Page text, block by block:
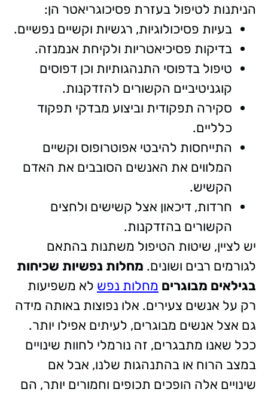
הניתנות לטיפול בעזרת פסיכוגריאטר הן:
בעיות פסיכולוגיות, רגשיות וקשיים נפשיים.
בדיקות פסיכיאטריות ולקיחת אנמנזה.
טיפול בדפוסי התנהגותיות וכן דפוסים
קוגניטיביים הקשורים להזדקנות.
סקירה תפקודית וביצוע מבדקי תפקוד
כלליים.
התייחסות להיבטי אפוטרופוס וקשיים
המלווים את האנשים הסובבים את האדם
הקשיש.
חרדות, דיכאון אצל קשישים ולחצים
הקשורים בהזדקנות.
יש לציין, שיטות הטיפול משתנות בהתאם
לגורמים רבים ושונים. מחלות נפשיות שכיחות
בגילאים מבוגרים מחלות נפש לא משפיעות
רק על אנשים צעירים. אלו נפוצות באותה מידה
גם אצל אנשים מבוגרים, לעיתים אפילו יותר.
ככל שאנו מתבגרים, זה נורמלי לחוות שינויים
במצב הרוח או בהתנהגות שלנו, אבל אם
שינויים אלה הופכים תכופים וחמורים יותר, הם